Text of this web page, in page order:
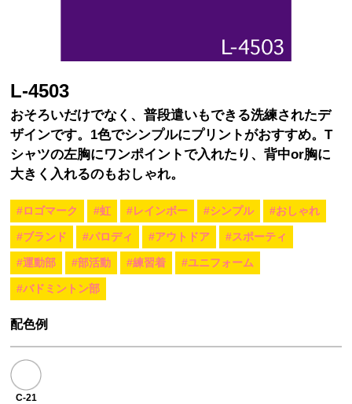
L-4503
おそろいだけでなく、普段遣いもできる洗練されたデ
ザインです。1色でシンプルにプリントがおすすめ。T
シャツの左胸にワンポイントで入れたり、背中or胸に
大きく入れるのもおしゃれ。
#ロゴマーク #虹 #レインボー #シンプル #おしゃれ
#ブランド #パロディ #アウトドア #スポーティ
#運動部 #部活動 #練習着 #ユニフォーム
#バドミントン部
配色例
C-21